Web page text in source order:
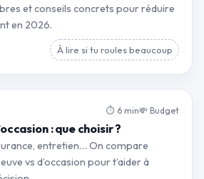
et conseils concrets pour réduire
en 2026.
À lire si tu roules beaucoup
⏱ 6 min💸 Budget
: que choisir ?
entretien… On compare
vs d’occasion pour t’aider à